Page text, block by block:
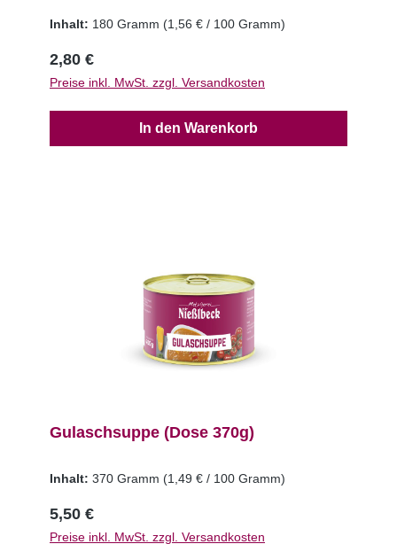
Inhalt: 180 Gramm (1,56 € / 100 Gramm)
2,80 €
Preise inkl. MwSt. zzgl. Versandkosten
In den Warenkorb
Gulaschsuppe (Dose 370g)
Inhalt: 370 Gramm (1,49 € / 100 Gramm)
5,50 €
Preise inkl. MwSt. zzgl. Versandkosten